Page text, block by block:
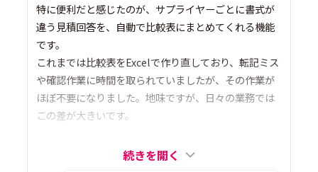
特に便利だと感じたのが、サプライヤーごとに書式が
違う見積回答を、自動で比較表にまとめてくれる機能
です。
これまでは比較表をExcelで作り直しており、転記ミス
や確認作業に時間を取られていましたが、その作業が
ほぼ不要になりました。地味ですが、日々の業務では
この差が大きいです。
続きを開く